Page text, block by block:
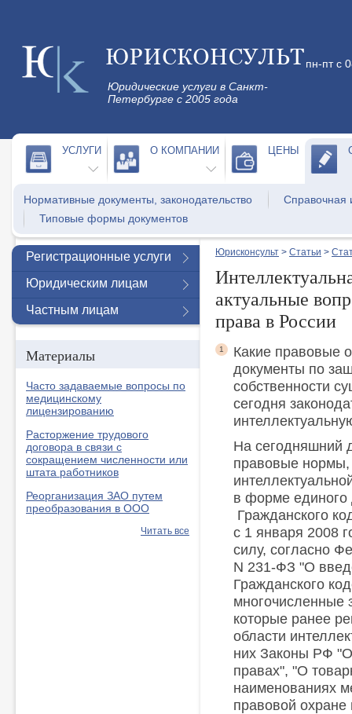
Юридические услуги в Санкт-
Петербурге с 2005 года
пн-пт с
УСЛУГИ О КОМПАНИИ ЦЕНЫ
Нормативные документы, законодательство
Типовые формы документов
Юрисконсульт > Статьи >
актуальные
права в России
Какие правовые
документы по
собственности
сегодня
На сегодняшний
правовые нормы,
в форме единого
Гражданского
с 1 января 2008
силу, согласно
N 231-ФЗ "О
Гражданского
многочисленные
которые ранее
области
них Законы РФ
правах", "О
наименованиях
правовой
1
Регистрационные услуги
Юридическим лицам
Частным лицам
Материалы
Часто задаваемые вопросы по
медицинскому
лицензированию
Расторжение трудового
договора в связи с
сокращением численности или
штата работников
Реорганизация ЗАО путем
преобразования в ООО
Читать все